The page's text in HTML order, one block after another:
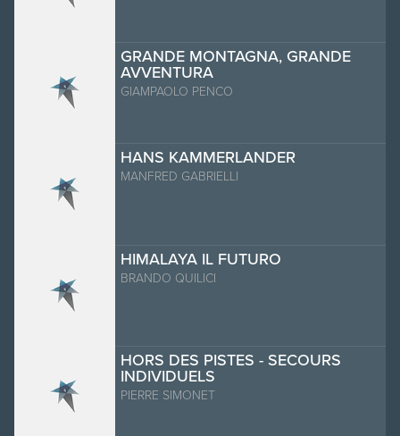
GRANDE MONTAGNA, GRANDE
AVVENTURA
GIAMPAOLO PENCO
HANS KAMMERLANDER
MANFRED GABRIELLI
HIMALAYA IL FUTURO
BRANDO QUILICI
HORS DES PISTES - SECOURS
INDIVIDUELS
PIERRE SIMONET